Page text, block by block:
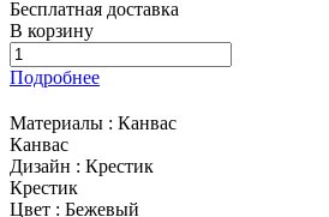
Бесплатная доставка
В корзину
Подробнее
Материалы : Канвас
Канвас
Дизайн : Крестик
Крестик
Цвет : Бежевый